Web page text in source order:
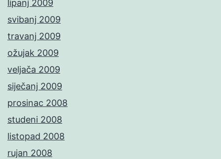
lipanj 2009
svibanj 2009
travanj 2009
ožujak 2009
veljača 2009
siječanj 2009
prosinac 2008
studeni 2008
listopad 2008
rujan 2008